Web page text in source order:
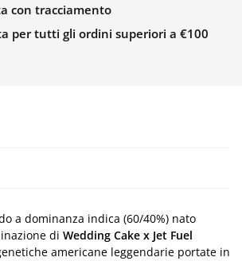
con tracciamento
per tutti gli ordini superiori a €100
a dominanza indica (60/40%) nato
di Wedding Cake x Jet Fuel
americane leggendarie portate in